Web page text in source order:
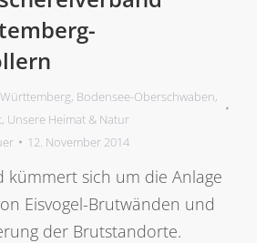
, Bodensee-Oberschwaben,
, Unsere Heimat & Natur
12. November 2014
kümmert sich um die Anlage
Eisvogel-Brutwänden und
der Brutstandorte.